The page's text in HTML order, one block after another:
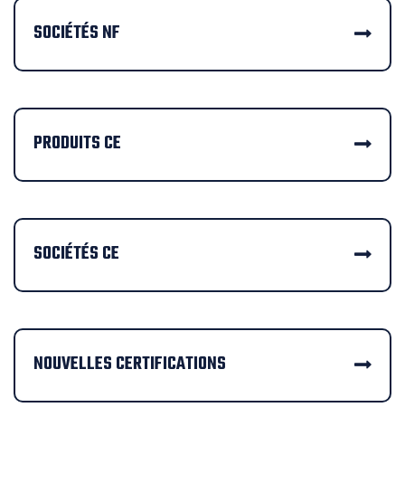
SOCIÉTÉS NF
PRODUITS CE
SOCIÉTÉS CE
NOUVELLES CERTIFICATIONS